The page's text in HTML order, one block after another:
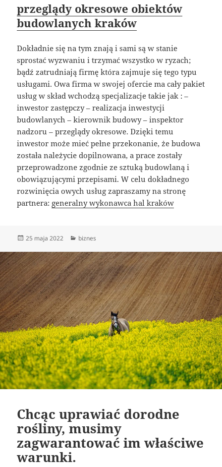
przeglądy okresowe obiektów
budowlanych kraków
Dokładnie się na tym znają i sami są w stanie
sprostać wyzwaniu i trzymać wszystko w ryzach;
bądź zatrudniają firmę która zajmuje się tego typu
usługami. Owa firma w swojej ofercie ma cały pakiet
usług w skład wchodzą specjalizacje takie jak : –
inwestor zastępczy – realizacja inwestycji
budowlanych – kierownik budowy – inspektor
nadzoru – przeglądy okresowe. Dzięki temu
inwestor może mieć pełne przekonanie, że budowa
została należycie dopilnowana, a prace zostały
przeprowadzone zgodnie ze sztuką budowlaną i
obowiązującymi przepisami. W celu dokładnego
rozwinięcia owych usług zapraszamy na stronę
partnera: generalny wykonawca hal kraków
Data
25 maja 2022 Kategorie
biznes
Chcąc uprawiać dorodne
rośliny, musimy
zagwarantować im właściwe
warunki.